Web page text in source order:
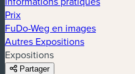
Prix
FuDo-Weg en images
Autres Expositions
Expositions
Partager